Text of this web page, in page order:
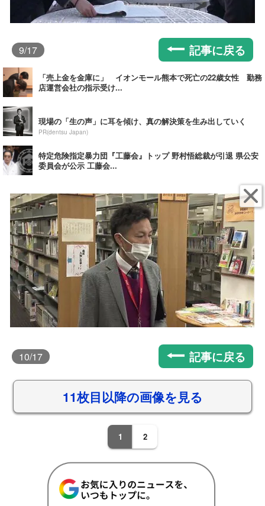
9/17 記事に戻る
「売上金を金庫に」 イオンモール熊本で死亡の22歳女性 勤務
店運営会社の指示受け...
現場の「生の声」に耳を傾け、真の解決策を生み出していく
PR(dentsu Japan)
特定危険指定暴力団『工藤会』トップ 野村悟総裁が引退 県公安
委員会が公示 工藤会...
10/17 記事に戻る
11枚目以降の画像を見る
1 2